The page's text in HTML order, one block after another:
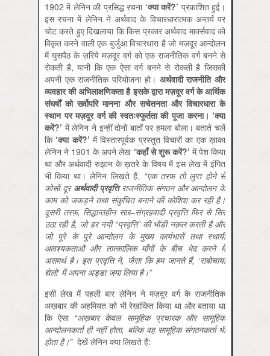
1902 में लेनिन की प्रसिद्ध रचना ‘क्या करें?’ प्रकाशित हुई।
इस रचना में लेनिन ने अर्थवाद के विचारधारात्मक अन्तर्य पर
चोट करते हुए दिखलाया कि किस प्रकार अर्थवाद मार्क्सवाद को
विकृत करने वाली एक बुर्जुआ विचारधारा है जो मज़दूर आन्दोलन
में घुसपैठ के ज़रिये मज़दूर वर्ग को एक राजनीतिक वर्ग बनने से
रोकती है, यानी कि एक ऐसा वर्ग बनने से रोकती है जिसकी
अपनी एक राजनीतिक परियोजना हो। अर्थवादी राजनीति और
व्यवहार की अभिलाक्षणिकता है इसके द्वारा मज़दूर वर्ग के आर्थिक
संघर्षों को सर्वोपरि मानना और सचेतनता और विचारधारा के
स्थान पर मज़दूर वर्ग की स्वतःस्फूर्तता की पूजा करना। ‘क्या
करें?’ में लेनिन ने इन्हीं दोनों बातों पर हमला बोला। बताते चलें
कि ‘क्या करें?’ में विस्तारपूर्वक प्रस्तुत विचारों का एक ख़ाका
लेनिन ने 1901 के अपने लेख ‘कहाँ से शुरू करें?’ में पेश किया
था और अर्थवादी रुझान के ख़तरे के विषय में इस लेख में इंगित
भी किया था। लेनिन लिखते हैं, “एक तरफ़ तो लुप्त होने से
कोसों दूर अर्थवादी प्रवृत्ति राजनीतिक संगठन और आन्दोलन के
काम को जकड़ने तथा संकुचित बनाने की कोशिश कर रही है।
दूसरी तरफ़, सिद्धान्तहीन सार–संग्रहवादी प्रवृत्ति फिर से सिर
उठा रही है, जो हर नयी“प्रवृत्ति” की भोंडी नक़ल करती है और
जो पूरे के पूरे आन्दोलन के मुख्य कार्यभारों तथा स्थायी
आवश्यकताओं और तात्कालिक माँगों के बीच भेद करने में
असमर्थ है। इस प्रवृत्ति ने, जैसा कि हम जानते हैं, ‘राबोचाया
द्येलो’ में अपना अड्डा जमा लिया है।”
इसी लेख में पहली बार लेनिन ने मज़दूर वर्ग के राजनीतिक
अख़बार की अहमियत को भी रेखांकित किया था और बताया था
कि ऐसा “अख़बार केवल सामूहिक प्रचारक और सामूहिक
आन्दोलनकर्ता ही नहीं होता, बल्कि वह सामूहिक संगठनकर्ता भी
होता है।”देखें लेनिन क्या लिखते हैं: